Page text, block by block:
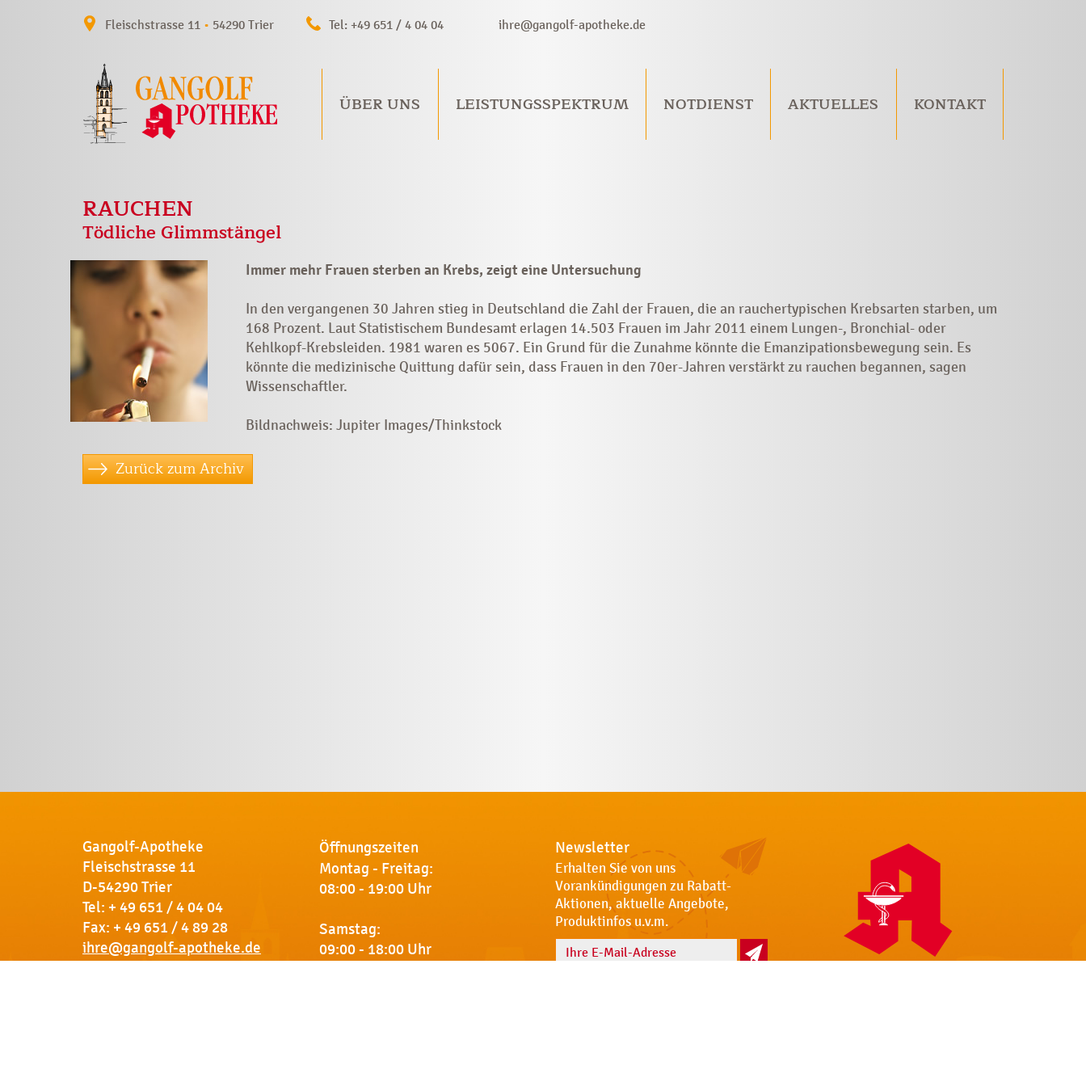
Fleischstrasse 11 • 54290 Trier Tel: +49 651 / 4 04 04 ihre@gangolf-apotheke.de
ÜBER UNS LEISTUNGSSPEKTRUM NOTDIENST AKTUELLES KONTAKT
RAUCHEN
Tödliche Glimmstängel
Immer mehr Frauen sterben an Krebs, zeigt eine Untersuchung
In den vergangenen 30 Jahren stieg in Deutschland die Zahl der Frauen, die an rauchertypischen Krebsarten starben, um
168 Prozent. Laut Statistischem Bundesamt erlagen 14.503 Frauen im Jahr 2011 einem Lungen-, Bronchial- oder
Kehlkopf-Krebsleiden. 1981 waren es 5067. Ein Grund für die Zunahme könnte die Emanzipationsbewegung sein. Es
könnte die medizinische Quittung dafür sein, dass Frauen in den 70er-Jahren verstärkt zu rauchen begannen, sagen
Wissenschaftler.
Bildnachweis: Jupiter Images/Thinkstock
Zurück zum Archiv
Gangolf-Apotheke
Fleischstrasse 11
D-54290 Trier
Tel: + 49 651 / 4 04 04
Fax: + 49 651 / 4 89 28
ihre@gangolf-apotheke.de
Öffnungszeiten
Montag - Freitag:
08:00 - 19:00 Uhr
Samstag:
09:00 - 18:00 Uhr
Newsletter
Erhalten Sie von uns
Vorankündigungen zu Rabatt-
Aktionen, aktuelle Angebote,
Produktinfos u.v.m.
Name